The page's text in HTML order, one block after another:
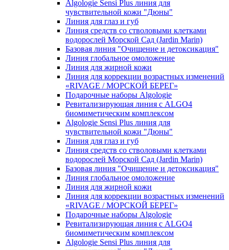
Algologie Sensi Plus линия для
чувcтвительной кожи "Дюны"
Линия для глаз и губ
Линия средств со стволовыми клетками
водорослей Морской Сад (Jardin Marin)
Базовая линия "Очищение и детоксикация"
Линия глобальное омоложение
Линия для жирной кожи
Линия для коррекции возрастных изменений
«RIVAGE / МОРСКОЙ БЕРЕГ»
Подарочные наборы Algologie
Ревитализирующая линия с ALGO4
биомиметическим комплексом
Algologie Sensi Plus линия для
чувcтвительной кожи "Дюны"
Линия для глаз и губ
Линия средств со стволовыми клетками
водорослей Морской Сад (Jardin Marin)
Базовая линия "Очищение и детоксикация"
Линия глобальное омоложение
Линия для жирной кожи
Линия для коррекции возрастных изменений
«RIVAGE / МОРСКОЙ БЕРЕГ»
Подарочные наборы Algologie
Ревитализирующая линия с ALGO4
биомиметическим комплексом
Algologie Sensi Plus линия для